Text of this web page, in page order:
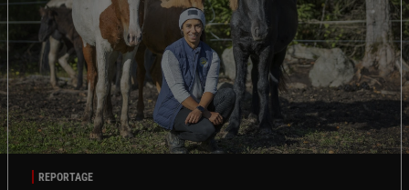
REPORTAGE